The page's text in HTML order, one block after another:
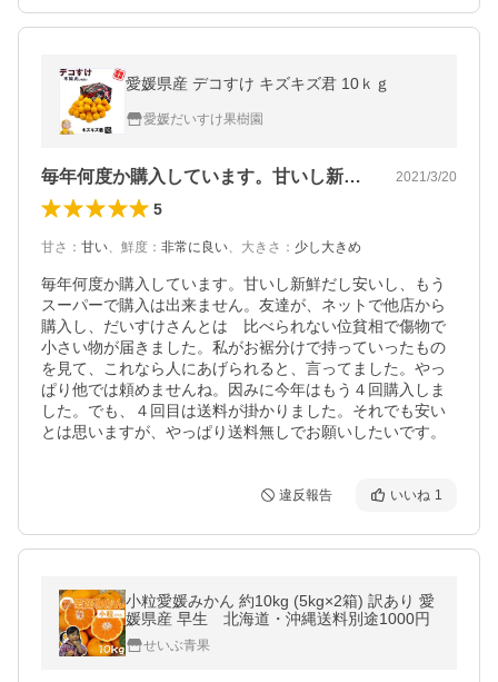
愛媛県産 デコすけ キズキズ君 10ｋｇ
愛媛だいすけ果樹園
毎年何度か購入しています。甘いし新鮮だ… 2021/3/20
5
甘さ ： 甘い、 鮮度 ： 非常に良い、 大きさ ： 少し大きめ
毎年何度か購入しています。甘いし新鮮だし安いし、もう
スーパーで購入は出来ません。友達が、ネットで他店から
購入し、だいすけさんとは　比べられない位貧相で傷物で
小さい物が届きました。私がお裾分けで持っていったもの
を見て、これなら人にあげられると、言ってました。やっ
ぱり他では頼めませんね。因みに今年はもう４回購入しま
した。でも、４回目は送料が掛かりました。それでも安い
とは思いますが、やっぱり送料無しでお願いしたいです。
違反報告 いいね 1
小粒愛媛みかん 約10kg (5kg×2箱) 訳あり 愛
媛県産 早生 北海道・沖縄送料別途1000円
せいぶ青果